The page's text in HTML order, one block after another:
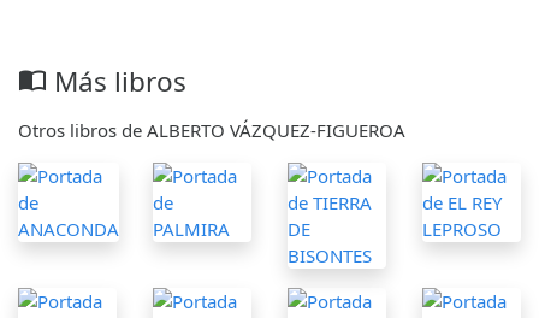
import_contacts Más libros
Otros libros de ALBERTO VÁZQUEZ-FIGUEROA